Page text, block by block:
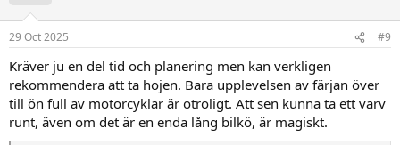
29 Oct 2025 #9
Kräver ju en del tid och planering men kan verkligen
rekommendera att ta hojen. Bara upplevelsen av färjan över
till ön full av motorcyklar är otroligt. Att sen kunna ta ett varv
runt, även om det är en enda lång bilkö, är magiskt.